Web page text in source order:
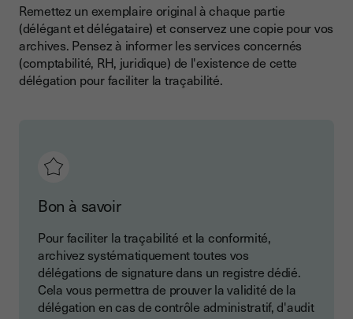
Remettez un exemplaire original à chaque partie
(délégant et délégataire) et conservez une copie pour vos
archives. Pensez à informer les services concernés
(comptabilité, RH, juridique) de l'existence de cette
délégation pour faciliter la traçabilité.
Bon à savoir
Pour faciliter la traçabilité et la conformité,
archivez systématiquement toutes vos
délégations de signature dans un registre dédié.
Cela vous permettra de prouver la validité de la
délégation en cas de contrôle administratif, d'audit